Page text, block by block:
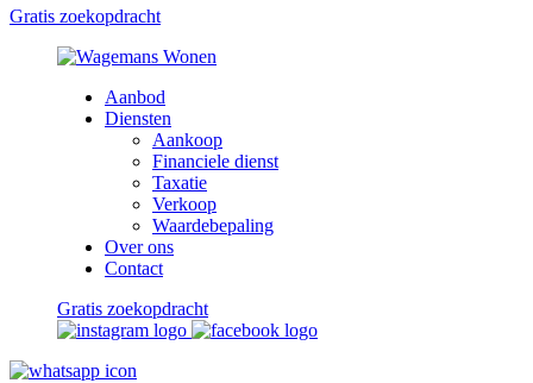
Gratis zoekopdracht
Aanbod
Diensten
Aankoop
Financiele dienst
Taxatie
Verkoop
Waardebepaling
Over ons
Contact
Gratis zoekopdracht